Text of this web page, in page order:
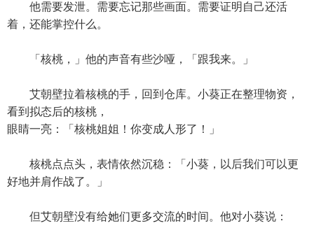
他需要发泄。需要忘记那些画面。需要证明自己还活
着，还能掌控什么。
「核桃，」他的声音有些沙哑，「跟我来。」
艾朝壁拉着核桃的手，回到仓库。小葵正在整理物资，
看到拟态后的核桃，
眼睛一亮：「核桃姐姐！你变成人形了！」
核桃点点头，表情依然沉稳：「小葵，以后我们可以更
好地并肩作战了。」
但艾朝壁没有给她们更多交流的时间。他对小葵说：